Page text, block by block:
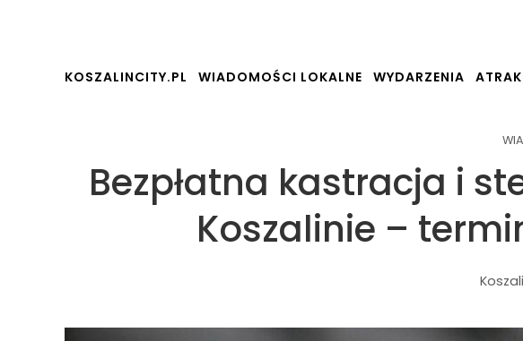
KOSZALINCITY.PL WIADOMOŚCI LOKALNE WYDARZENIA
Bezpłatna kastracja i
Koszalinie –